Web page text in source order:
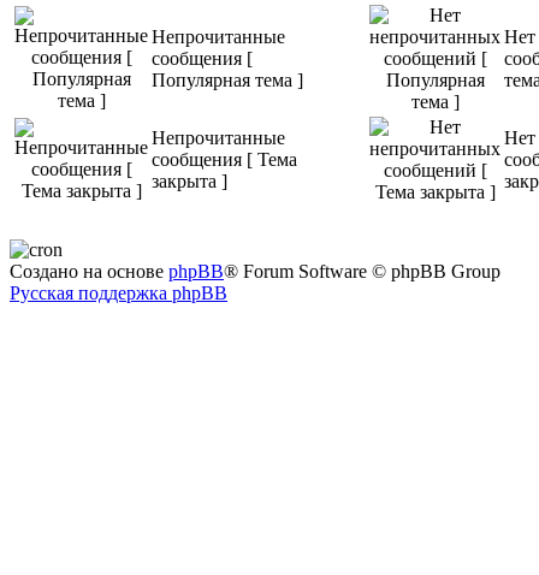
Непрочитанные
сообщения [
Популярная тема ]
Нет
Непрочитанные
сообщения [ Тема
закрыта ]
Нет
Создано на основе phpBB® Forum Software © phpBB Group
Русская поддержка phpBB